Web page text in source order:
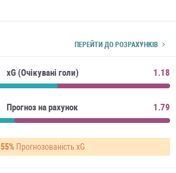
ПЕРЕЙТИ ДО РОЗРАХУНКІВ
xG (Очікувані голи) 1.18
Прогноз на рахунок 1.79
55%Прогнозованість xG